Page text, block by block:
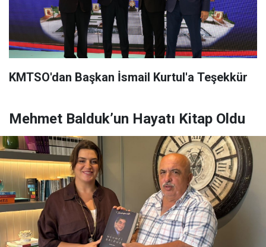
KMTSO'dan Başkan İsmail Kurtul'a Teşekkür
Mehmet Balduk’un Hayatı Kitap Oldu